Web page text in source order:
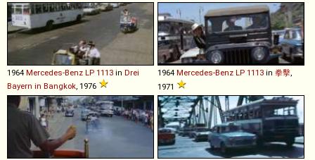
1964 Mercedes-Benz LP 1113 in Drei
Bayern in Bangkok, 1976
1964 Mercedes-Benz LP 1113 in 拳擊,
1971